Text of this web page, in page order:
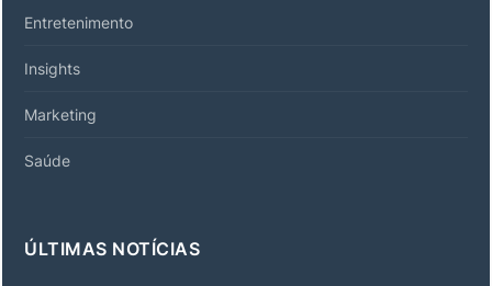
Entretenimento
Insights
Marketing
Saúde
ÚLTIMAS NOTÍCIAS